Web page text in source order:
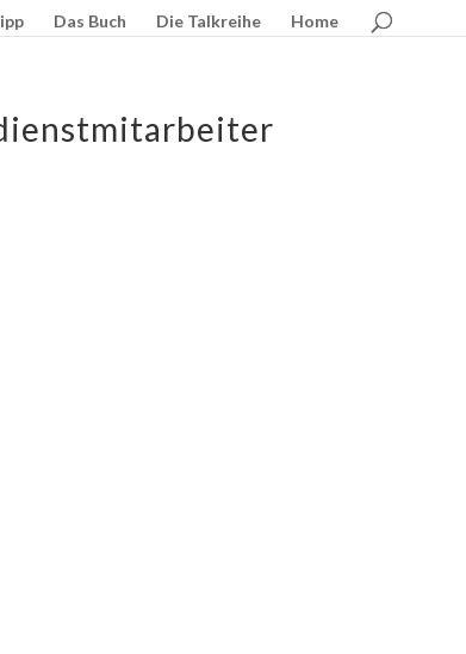
Das Buch Die Talkreihe Home